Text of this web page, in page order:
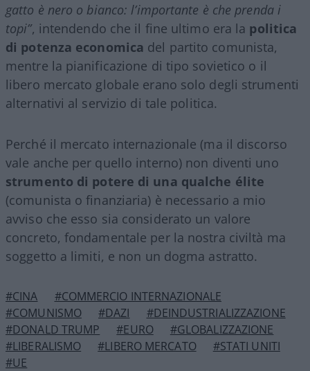
gatto è nero o bianco: l’importante è che prenda i
topi”, intendendo che il fine ultimo era la politica
di potenza economica del partito comunista,
mentre la pianificazione di tipo sovietico o il
libero mercato globale erano solo degli strumenti
alternativi al servizio di tale politica.
Perché il mercato internazionale (ma il discorso
vale anche per quello interno) non diventi uno
strumento di potere di una qualche élite
(comunista o finanziaria) è necessario a mio
avviso che esso sia considerato un valore
concreto, fondamentale per la nostra civiltà ma
soggetto a limiti, e non un dogma astratto.
#CINA
#COMMERCIO INTERNAZIONALE
#COMUNISMO
#DAZI
#DEINDUSTRIALIZZAZIONE
#DONALD TRUMP
#EURO
#GLOBALIZZAZIONE
#LIBERALISMO
#LIBERO MERCATO
#STATI UNITI
#UE